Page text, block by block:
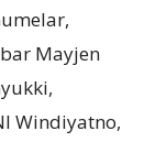
Mayjen
Windiyatno,